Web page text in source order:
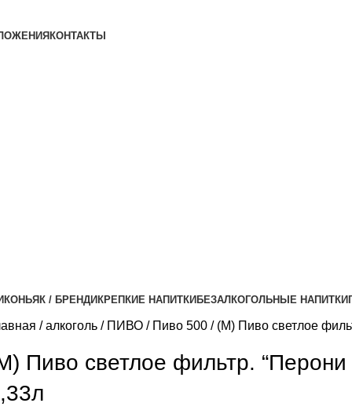
КОНТАКТЫ
КОНЬЯК / БРЕНДИКРЕПКИЕ НАПИТКИБЕЗАЛКОГОЛЬНЫЕ НАПИТКИ
алкоголь ПИВО Пиво 500 (М) Пиво светлое
Пиво светлое фильтр.